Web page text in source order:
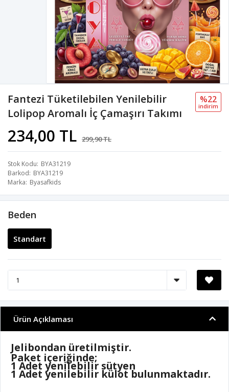
Fantezi Tüketilebilen Yenilebilir
Lolipop Aromalı İç Çamaşırı Takımı
234,00 TL 299,90 TL
%22
i̇ndi̇ri̇m
Stok Kodu BYA31219
Barkod BYA31219
Marka Byasafkids
Beden
Standart
Ürün Açıklaması
Jelibondan üretilmiştir.
Paket içeriğinde;
1 Adet yenilebilir sütyen
1 Adet yenilebilir külot bulunmaktadır.